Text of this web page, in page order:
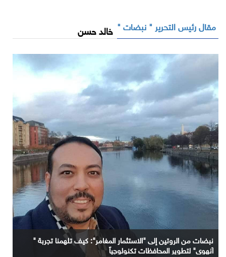
مقال رئيس التحرير " نبضات " خالد حسن
نبضات من الروتين إلى "الاستثمار المغامر": كيف تلهمنا تجربة "
آنهوي" لتطوير المحافظات تكنولوجياً